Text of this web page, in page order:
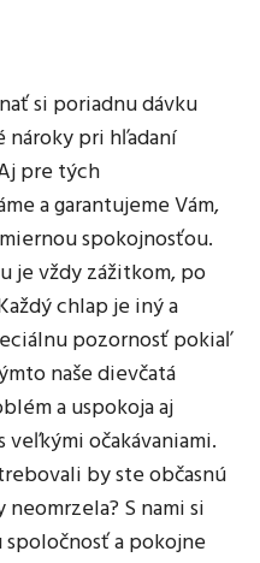
si poriadnu dávku
nároky pri hľadaní
pre tých
a garantujeme Vám,
spokojnosťou.
je vždy zážitkom, po
chlap je iný a
pozornosť pokiaľ
naše dievčatá
a uspokoja aj
očakávaniami.
by ste občasnú
S nami si
a pokojne